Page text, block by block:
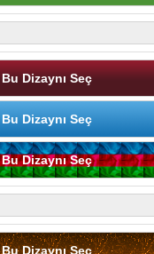
Bu Dizaynı Seç
Bu Dizaynı Seç
Bu Dizaynı Seç
Bu Dizaynı Seç